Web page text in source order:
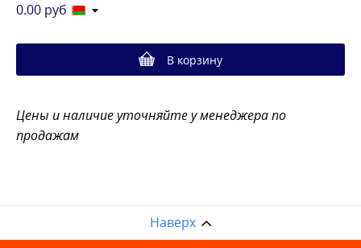
0.00 руб
В корзину
Цены и наличие уточняйте у менеджера по
продажам
Наверх